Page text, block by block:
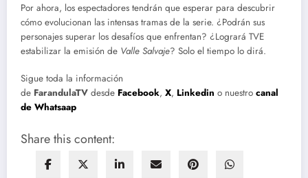
Por ahora, los espectadores tendrán que esperar para descubrir
cómo evolucionan las intensas tramas de la serie. ¿Podrán sus
personajes superar los desafíos que enfrentan? ¿Logrará TVE
estabilizar la emisión de Valle Salvaje? Solo el tiempo lo dirá.
Sigue toda la información
de FarandulaTV desde Facebook, X, Linkedin o nuestro canal
de Whatsaap
Share this content: